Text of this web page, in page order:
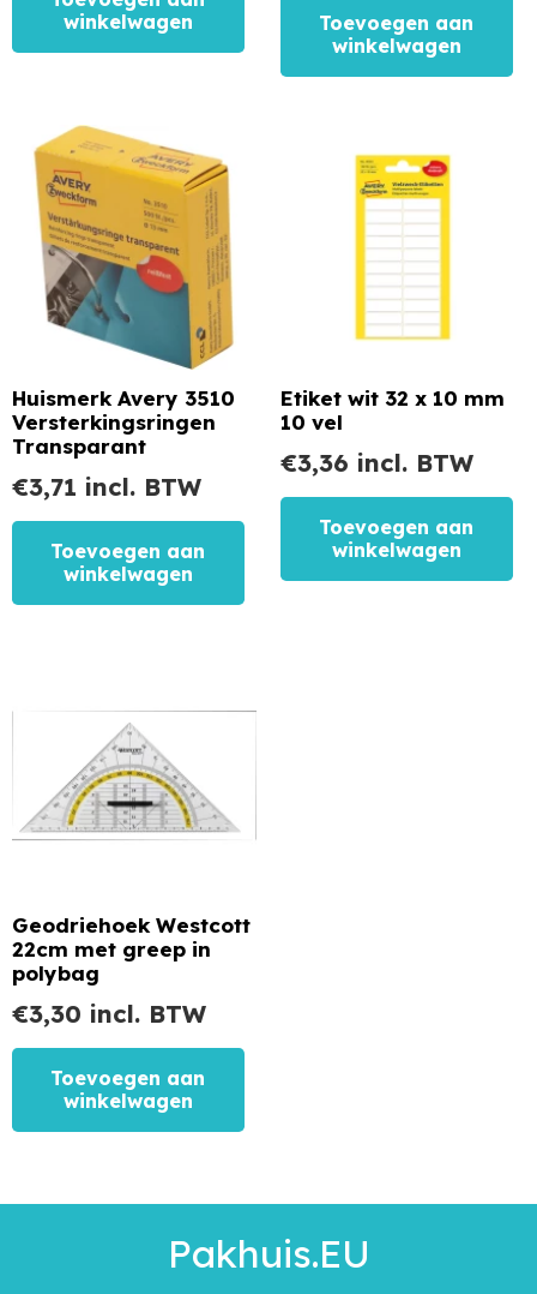
winkelwagen
Toevoegen aan
winkelwagen
Huismerk Avery 3510
Versterkingsringen
Transparant
€3,71 incl. BTW
Toevoegen aan
winkelwagen
Etiket wit 32 x 10 mm
10 vel
€3,36 incl. BTW
Toevoegen aan
winkelwagen
Geodriehoek Westcott
22cm met greep in
polybag
€3,30 incl. BTW
Toevoegen aan
winkelwagen
Pakhuis.EU